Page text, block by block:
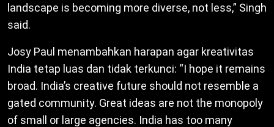
landscape is becoming more diverse, not less,” Singh
said.
Josy Paul menambahkan harapan agar kreativitas
India tetap luas dan tidak terkunci: “I hope it remains
broad. India’s creative future should not resemble a
gated community. Great ideas are not the monopoly
of small or large agencies. India has too many